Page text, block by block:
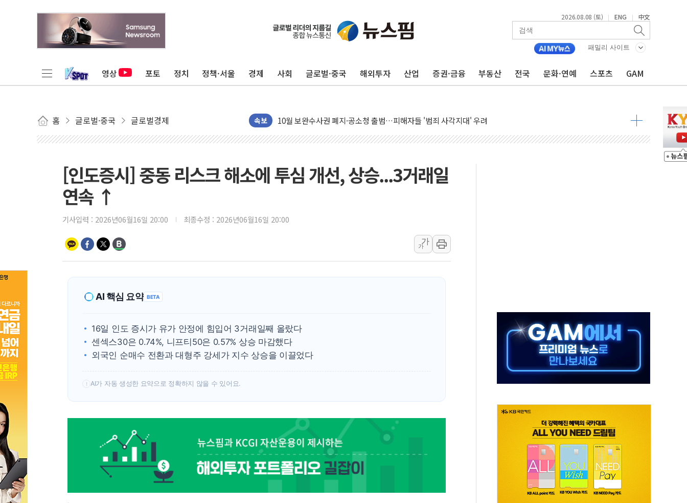
2026.08.08 (토) | ENG | 中文
패밀리 사이트
영상 포토 정치 정책·서울 경제 사회 글로벌·중국 해외투자 산업 증권·금융 부동산 전국 문화·연예 스포츠 GAM
홈 글로벌·중국 글로벌경제 속보
오세훈 "용산공원 주택 검토, 민주당 스스로 원칙 뒤집는 것"
충북 주말 무더위 지속…청주·진천 35도, 곳곳 소나기
민주, 오늘 제주·인천 경선 결과 발표...'김민석 재역전 vs 정청래 격차 확대'
한상협, 업계 개인정보 보안 새판 짠다…'자율규제단체' 타진
트럼프, 쿡 연준 이사 해임 재추진…"26일까지 의혹 소명" 요구
유럽증시, 美 고용 예상 밖 부진에 연준 금리 인상 가능성 낮아지며 상승… STOXX 600 지수는 나흘 연속 최고치
美 항소법원, 백악관 무도회장 공사 중단 명령…트럼프 제동
이란 핵심 원유 수출항 '하르그섬', 최근 1주일 이상 '올스톱'… 美 해상봉쇄 영향
[사진] 이슬람 수니파 3개국, 공동방위협정 체결
뉴욕증시 개장 전 특징주...아틀라시안·클라우드플레어·태양광주↑ VS 트레이드데스크·웬디스↓
[인도증시] 중동 리스크 해소에 투심 개선, 상승...3거래일
연속 ↑
기사입력 : 2026년06월16일 20:00 최종수정 : 2026년06월16일 20:00
가
가
AI 핵심 요약 BETA
16일 인도 증시가 유가 안정에 힘입어 3거래일째 올랐다
센섹스30은 0.74%, 니프티50은 0.57% 상승 마감했다
외국인 순매수 전환과 대형주 강세가 지수 상승을 이끌었다
! AI가 자동 생성한 요약으로 정확하지 않을 수 있어요.